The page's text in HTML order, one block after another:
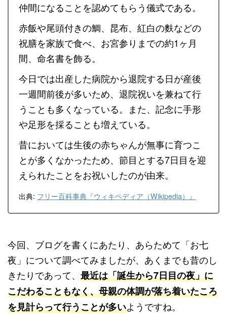
仲間になることを認めてもらう儀式である。
赤飯や尾頭付きの鯛、昆布、紅白の麩などの
祝膳を家族で食べ、お宮参りまでの約1ヶ月
間、命名書を飾る。
今日では出産した病院から退院する日が産後
一週間前後が多いため、退院祝いを兼ねて行
うことも多くなっている。また、記念に手形
や足形を採ることも増えている。
昔においては生後の赤ちゃんが無事に育つこ
とが多くなかったため、節目とする7日目を迎
えられたことをお祝いしたのが由来。
出典: フリー百科事典『ウィキペディア（Wikipedia）』
今回、ブログを書くにあたり、あらためて「お七
夜」について調べてみましたが、あくまでも昔のし
きたりであって、 最近は「誕生から7日目の夜」に
こだわることもなく、母親の体調が落ち着いたころ
を見計らって行うことが多いようですね。